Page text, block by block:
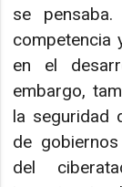
se
competencia
en el
embargo,
la seguridad
de
del